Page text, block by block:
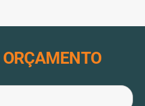
ORÇAMENTO